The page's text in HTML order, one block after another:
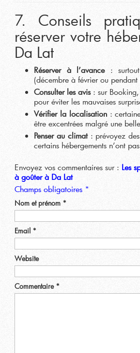
7. Conseils
réserver votre
Da Lat
Réserver à l’avance: surtout
(décembre à février ou pendant
Consulter les avis: sur
pour éviter les mauvaises
Vérifier la localisation:
être excentrées malgré une
Penser au climat: prévoyez des
certains hébergements n’ont
Envoyez vos commentaires sur : Les
à goûter à Da Lat
Champs obligatoires *
Nom et prénom *
Email *
Website
Commentaire *